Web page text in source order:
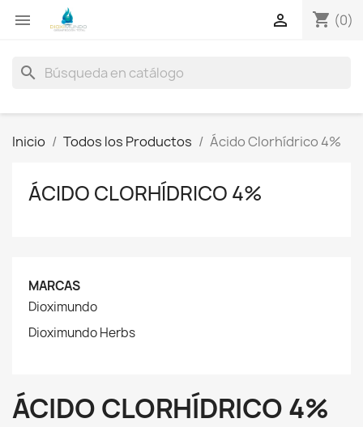
 shopping_cart (0)

search
Inicio Todos los Productos Ácido Clorhídrico 4%
ÁCIDO CLORHÍDRICO 4%
MARCAS
Dioximundo
Dioximundo Herbs
ÁCIDO CLORHÍDRICO 4%